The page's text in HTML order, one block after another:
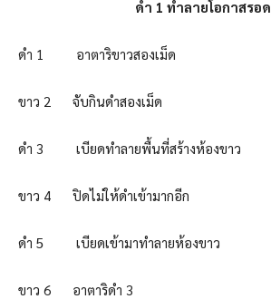
ดำ 1 ทำลายโอกาสรอด
ดำ 1 อาตาริขาวสองเม็ด
ขาว 2 จับกินดำสองเม็ด
ดำ 3 เบียดทำลายพื้นที่สร้างห้องขาว
ขาว 4 ปิดไม่ให้ดำเข้ามากอีก
ดำ 5 เบียดเข้ามาทำลายห้องขาว
ขาว 6 อาตาริดำ 3